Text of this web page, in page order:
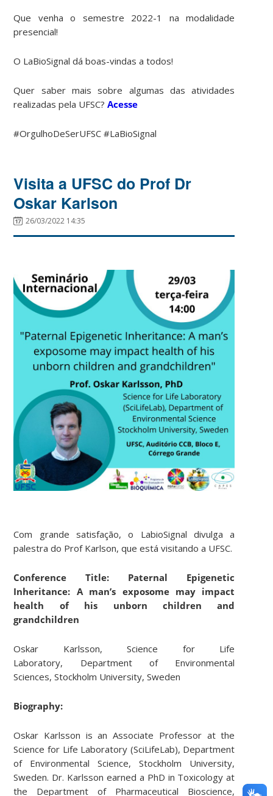
Que venha o semestre 2022-1 na modalidade
presencial!
O LaBioSignal dá boas-vindas a todos!
Quer saber mais sobre algumas das atividades
realizadas pela UFSC?Acesse
#OrgulhoDeSerUFSC #LaBioSignal
Visita a UFSC do Prof Dr
Oskar Karlson
26/03/2022 14:35
Com grande satisfação, o LabioSignal divulga a
palestra do Prof Karlson, que está visitando a UFSC.
Conference Title: Paternal Epigenetic
Inheritance: A man’s exposome may impact
health of his unborn children and
grandchildren
Oskar Karlsson, Science for Life
Laboratory, Department of Environmental
Sciences, Stockholm University, Sweden
Biography:
Oskar Karlsson is an Associate Professor at the
Science for Life Laboratory (SciLifeLab), Department
of Environmental Science, Stockholm University,
Sweden. Dr. Karlsson earned a PhD in Toxicology at
the Department of Pharmaceutical Bioscience,